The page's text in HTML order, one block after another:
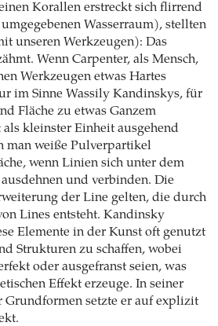
Korallen erstreckt sich flirrend
Wasserraum), stellten
unseren Werkzeugen): Das
Wenn Carpenter, als Mensch,
Werkzeugen etwas Hartes
im Sinne Wassily Kandinskys, für
Fläche zu etwas Ganzem
kleinster Einheit ausgehend
man weiße Pulverpartikel
wenn Linien sich unter dem
und verbinden. Die
der Line gelten, die durch
Lines entsteht. Kandinsky
Elemente in der Kunst oft genutzt
Strukturen zu schaffen, wobei
oder ausgefranst seien, was
Effekt erzeuge. In seiner
Grundformen setzte er auf explizit